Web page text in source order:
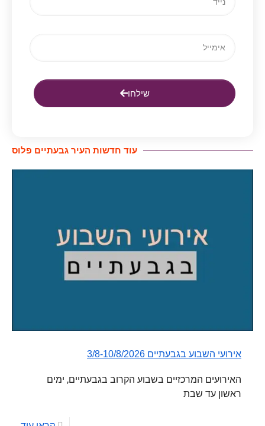
שילחו
עוד חדשות העיר גבעתיים פלוס​
אירועי השבוע בגבעתיים 3/8-10/8/2026
האירועים המרכזיים בשבוע הקרוב בגבעתיים, ימים
ראשון עד שבת